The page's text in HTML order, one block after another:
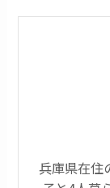
兵庫県在住